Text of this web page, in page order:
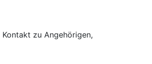
zu Angehörigen,